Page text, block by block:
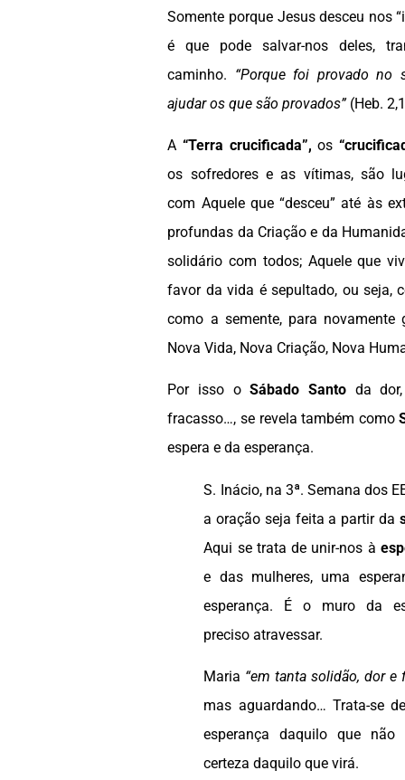
Somente porque Jesus desceu nos
é que pode salvar-nos deles,
caminho. “Porque foi provado no
ajudar os que são provados”(Heb.
A“Terra crucificada”, os
os sofredores e as vítimas, são
com Aquele que “desceu” até às
profundas da Criação e da
solidário com todos; Aquele que
favor da vida é sepultado, ou seja,
como a semente, para novamente
Nova Vida, Nova Criação, Nova
Por isso oSábado Santo da
fracasso…, se revela também como
espera e da esperança.
S. Inácio, na 3ª. Semana dos
a oração seja feita a partir da
Aqui se trata de unir-nos à
e das mulheres, uma
esperança. É o muro da
preciso atravessar.
Maria “em tanta solidão, dor e
mas aguardando… Trata-se
esperança daquilo que
certeza daquilo que virá.